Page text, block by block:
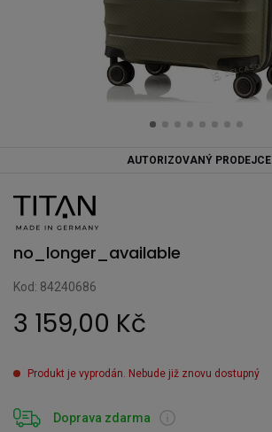
AUTORIZOVANÝ PRODEJCE
no_longer_available
Kod: 84240686
3 159,00 Kč
Produkt je vyprodán. Nebude již znovu dostupný
Doprava zdarma